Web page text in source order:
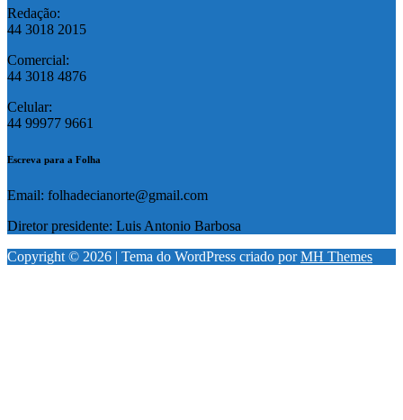
Redação:
44 3018 2015
Comercial:
44 3018 4876
Celular:
44 99977 9661
Escreva para a Folha
Email: folhadecianorte@gmail.com
Diretor presidente: Luis Antonio Barbosa
Copyright © 2026 | Tema do WordPress criado porMH Themes